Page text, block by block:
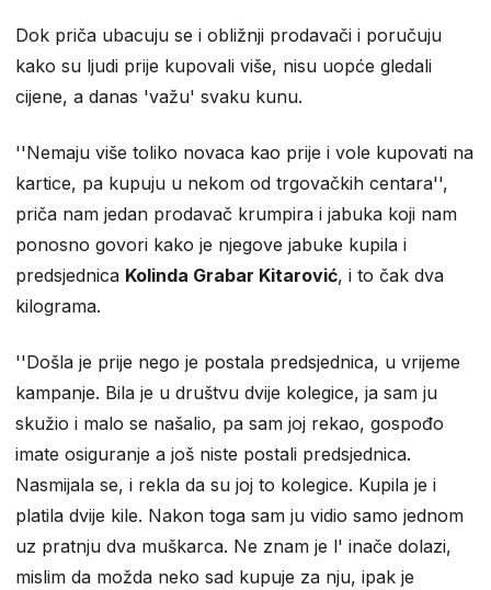
Dok priča ubacuju se i obližnji prodavači i poručuju
kako su ljudi prije kupovali više, nisu uopće gledali
cijene, a danas 'važu' svaku kunu.
''Nemaju više toliko novaca kao prije i vole kupovati na
kartice, pa kupuju u nekom od trgovačkih centara'',
priča nam jedan prodavač krumpira i jabuka koji nam
ponosno govori kako je njegove jabuke kupila i
predsjednica Kolinda Grabar Kitarović, i to čak dva
kilograma.
''Došla je prije nego je postala predsjednica, u vrijeme
kampanje. Bila je u društvu dvije kolegice, ja sam ju
skužio i malo se našalio, pa sam joj rekao, gospođo
imate osiguranje a još niste postali predsjednica.
Nasmijala se, i rekla da su joj to kolegice. Kupila je i
platila dvije kile. Nakon toga sam ju vidio samo jednom
uz pratnju dva muškarca. Ne znam je l' inače dolazi,
mislim da možda neko sad kupuje za nju, ipak je